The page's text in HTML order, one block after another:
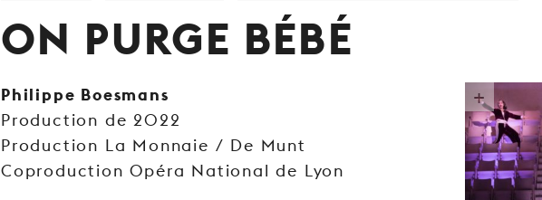
ON PURGE BÉBÉ
Philippe Boesmans
Production de 2022
Production La Monnaie / De Munt
Coproduction Opéra National de Lyon